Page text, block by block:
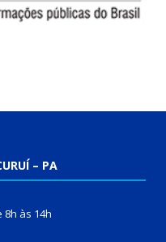
– PA
às 14h